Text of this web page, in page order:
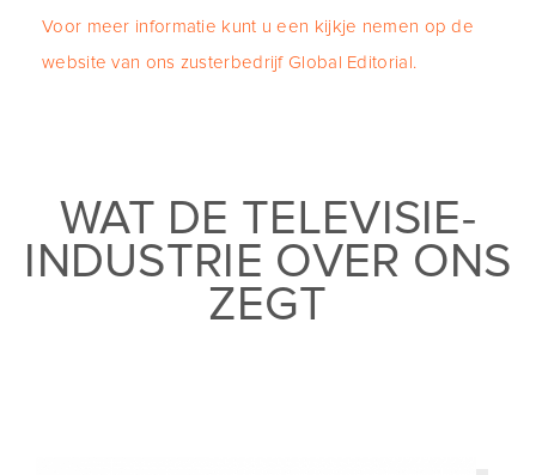
Voor meer informatie kunt u een kijkje nemen op de
website van ons zusterbedrijf Global Editorial.
WAT DE TELEVISIE-
INDUSTRIE OVER ONS
ZEGT